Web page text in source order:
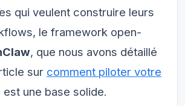
qui veulent construire leurs
le framework open-
, que nous avons détaillé
sur comment piloter votre
est une base solide.